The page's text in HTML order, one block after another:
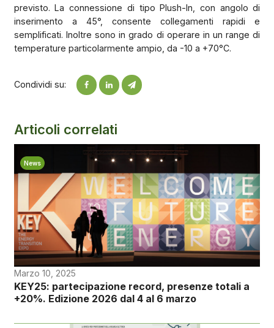
previsto. La connessione di tipo Plush-In, con angolo di
inserimento a 45°, consente collegamenti rapidi e
semplificati. Inoltre sono in grado di operare in un range di
temperature particolarmente ampio, da -10 a +70°C.
Condividi su:
Articoli correlati
News
Marzo 10, 2025
KEY25: partecipazione record, presenze totali a
+20%. Edizione 2026 dal 4 al 6 marzo